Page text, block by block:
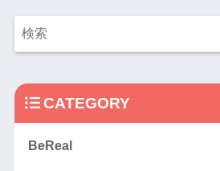
CATEGORY
BeReal